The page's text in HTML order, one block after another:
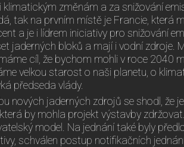
změnám a za snižování
tak na prvním místě je Francie, která
a je i lídrem iniciativy pro snižování
jaderných bloků a mají i vodní zdroje.
cíl, že bychom mohli v roce 2040
velkou starost o naši planetu, o
předseda vlády.
nových jaderných zdrojů se shodl, že
by mohla projekt výstavby
model. Na jednání také byly
schválen postup notifikačních